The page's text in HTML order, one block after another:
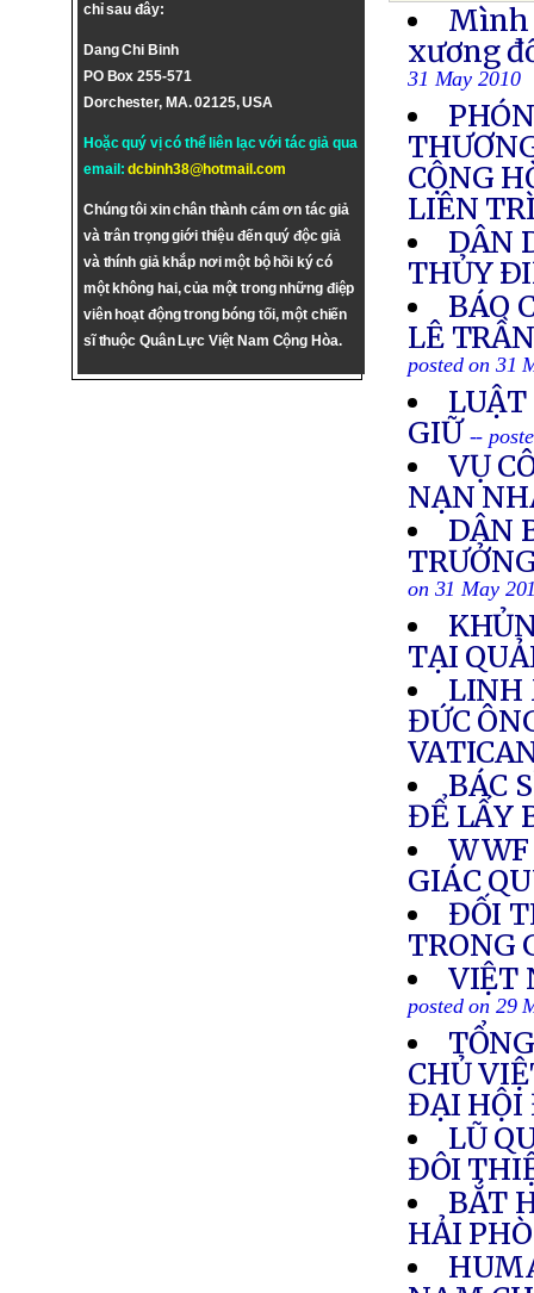
chỉ sau đây:
Dang Chi Binh
PO Box 255-571
Dorchester, MA. 02125, USA
Hoặc quý vị có thể liên lạc với tác giả qua
email:dcbinh38@hotmail.com
Chúng tôi xin chân thành cám ơn tác giả
và trân trọng giới thiệu đến quý độc giả
và thính giả khắp nơi một bộ hồi ký có
một không hai, của một trong những điệp
viên hoạt động trong bóng tối, một chiến
sĩ thuộc Quân Lực Việt Nam Cộng Hòa.
Mình
xương
31 May 2010
CỘNG
LIÊN
DÂN
THỦY
BÁO
LÊ
posted on 31
GIỮ --
VỤ
NẠN
DÂN
on 31 May
TẠI
LINH
ĐỨC
BÁC
ĐỂ LẤY
WWF
GIÁC
ĐỐI
TRONG
VIỆT
posted on 29
CHỦ
ĐẠI HỘI
LŨ
ĐÔI
BẮT
HẢI